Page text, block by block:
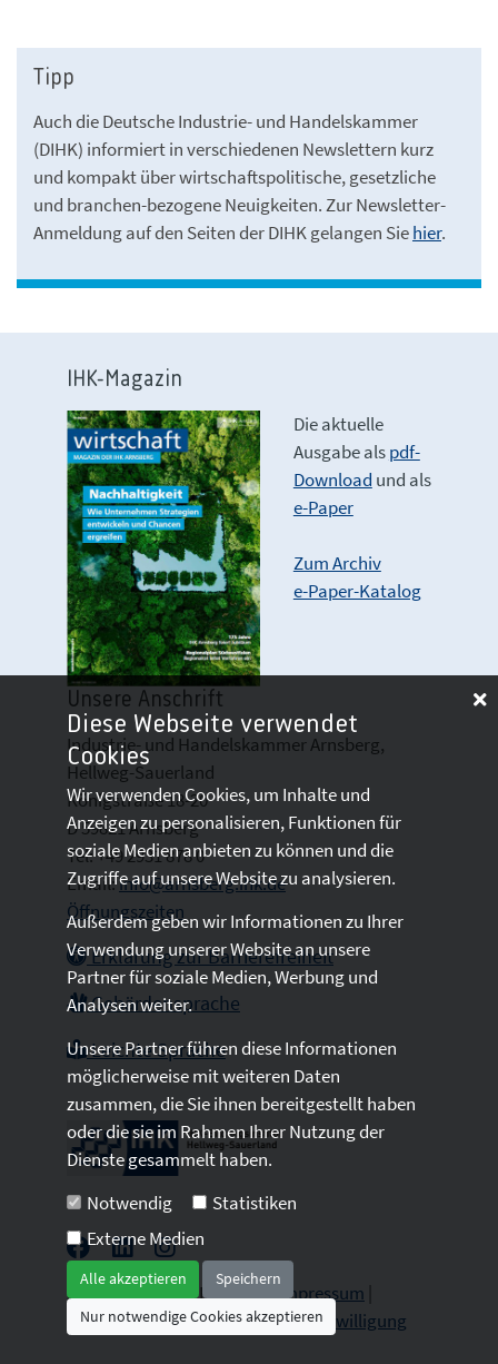
Tipp
Auch die Deutsche Industrie- und Handelskammer
(DIHK) informiert in verschiedenen Newslettern kurz
und kompakt über wirtschaftspolitische, gesetzliche
und branchen-bezogene Neuigkeiten. Zur Newsletter-
Anmeldung auf den Seiten der DIHK gelangen Siehier.
IHK-Magazin
Die aktuelle
Ausgabe alspdf-
Download und als
e-Paper
Zum Archiv
e-Paper-Katalog
Unsere Anschrift
Industrie- und Handelskammer Arnsberg,
Hellweg-Sauerland
Königstraße 18-20
D 59821 Arnsberg
Tel: +49 2931 878 0
Email:info@arnsberg.ihk.de
Öffnungszeiten
Erklärung zur Barrierefreiheit
Gebärdensprache
Leichte Sprache
2026 © All Rights Reserved.Impressum
Datenschutz|Sitemap|Cookie-Einwilligung
Diese Webseite verwendet
Cookies
Wir verwenden Cookies, um Inhalte und
Anzeigen zu personalisieren, Funktionen für
soziale Medien anbieten zu können und die
Zugriffe auf unsere Website zu analysieren.
Außerdem geben wir Informationen zu Ihrer
Verwendung unserer Website an unsere
Partner für soziale Medien, Werbung und
Analysen weiter.
Unsere Partner führen diese Informationen
möglicherweise mit weiteren Daten
zusammen, die Sie ihnen bereitgestellt haben
oder die sie im Rahmen Ihrer Nutzung der
Dienste gesammelt haben.
Notwendig
Statistiken
Externe Medien
Alle akzeptieren
Speichern
Nur notwendige Cookies akzeptieren